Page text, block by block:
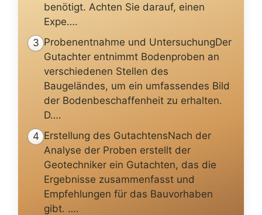
benötigt. Achten Sie darauf, einen
Expe….
3 Probenentnahme und UntersuchungDer
Gutachter entnimmt Bodenproben an
verschiedenen Stellen des
Baugeländes, um ein umfassendes Bild
der Bodenbeschaffenheit zu erhalten.
D….
4 Erstellung des GutachtensNach der
Analyse der Proben erstellt der
Geotechniker ein Gutachten, das die
Ergebnisse zusammenfasst und
Empfehlungen für das Bauvorhaben
gibt. ….